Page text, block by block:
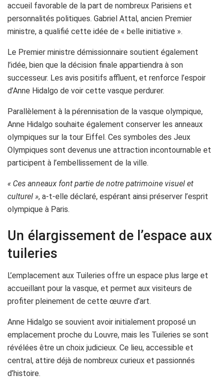
accueil favorable de la part de nombreux Parisiens et
personnalités politiques. Gabriel Attal, ancien Premier
ministre, a qualifié cette idée de « belle initiative ».
Le Premier ministre démissionnaire soutient également
l’idée, bien que la décision finale appartiendra à son
successeur. Les avis positifs affluent, et renforce l’espoir
d’Anne Hidalgo de voir cette vasque perdurer.
Parallèlement à la pérennisation de la vasque olympique,
Anne Hidalgo souhaite également conserver les anneaux
olympiques sur la tour Eiffel. Ces symboles des Jeux
Olympiques sont devenus une attraction incontournable et
participent à l’embellissement de la ville.
« Ces anneaux font partie de notre patrimoine visuel et
culturel », a-t-elle déclaré, espérant ainsi préserver l’esprit
olympique à Paris.
Un élargissement de l’espace aux
tuileries
L’emplacement aux Tuileries offre un espace plus large et
accueillant pour la vasque, et permet aux visiteurs de
profiter pleinement de cette œuvre d’art.
Anne Hidalgo se souvient avoir initialement proposé un
emplacement proche du Louvre, mais les Tuileries se sont
révélées être un choix judicieux. Ce lieu, accessible et
central, attire déjà de nombreux curieux et passionnés
d’histoire.